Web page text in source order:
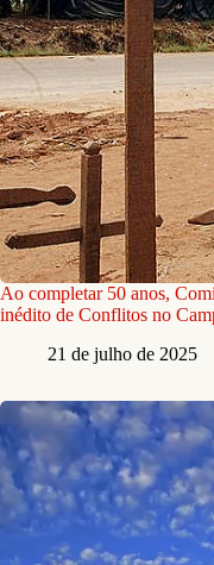
Ao completar 50 anos,
inédito de Conflitos no
21 de julho de 2025